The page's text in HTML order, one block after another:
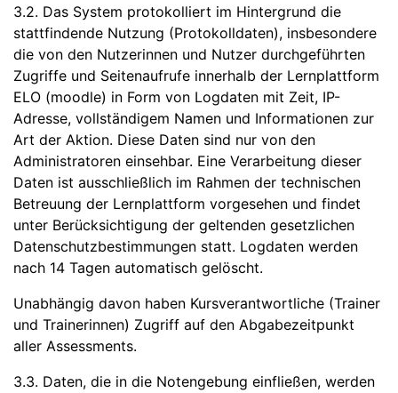
3.2. Das System protokolliert im Hintergrund die
stattfindende Nutzung (Protokolldaten), insbesondere
die von den Nutzerinnen und Nutzer durchgeführten
Zugriffe und Seitenaufrufe innerhalb der Lernplattform
ELO (moodle) in Form von Logdaten mit Zeit, IP-
Adresse, vollständigem Namen und Informationen zur
Art der Aktion. Diese Daten sind nur von den
Administratoren einsehbar. Eine Verarbeitung dieser
Daten ist ausschließlich im Rahmen der technischen
Betreuung der Lernplattform vorgesehen und findet
unter Berücksichtigung der geltenden gesetzlichen
Datenschutzbestimmungen statt. Logdaten werden
nach 14 Tagen automatisch gelöscht.
Unabhängig davon haben Kursverantwortliche (Trainer
und Trainerinnen) Zugriff auf den Abgabezeitpunkt
aller Assessments.
3.3. Daten, die in die Notengebung einfließen, werden